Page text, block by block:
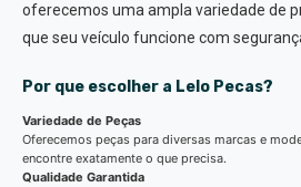
oferecemos uma ampla variedade de
que seu veículo funcione com
Por que escolher a Lelo Pecas?
Variedade de Peças
Oferecemos peças para diversas marcas e
encontre exatamente o que precisa.
Qualidade Garantida